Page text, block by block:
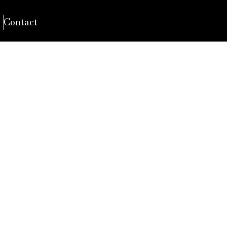
Contact